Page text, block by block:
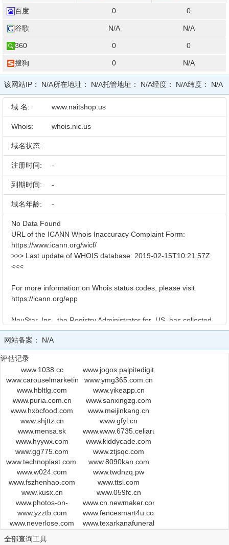
百度 0 0
谷歌 N/A N/A
360 0 0
搜狗 0 N/A
该网站IP： N/A所在地址： N/A托管地址： N/A经度： N/A纬度： N/A
域 名: www.naitshop.us
Whois: whois.nic.us
域名状态:
注册时间: -
到期时间: -
域名年龄: -
No Data Found
URL of the ICANN Whois Inaccuracy Complaint Form:
https://www.icann.org/wicf/
>>> Last update of WHOIS database: 2019-02-15T10:21:57Z
<<<
For more information on Whois status codes, please visit
https://icann.org/epp
NeuStar, Inc., the Registry Administrator for .US, has collected
this information for the WHOIS database through a .US-
Accredited Registrar. This information is provided to you for
informational purposes only and is designed to assist persons
in determining contents of a domain name registration record in
the NeuStar registry database. NeuStar makes this information
available to you "as is" and does not guarantee its accuracy. By
submitting a WHOIS query, you agree that you will use this data
only for lawful purposes and that, under no circumstances will
you use this data: (1) to allow, enable, or otherwise support the
transmission of mass unsolicited, commercial advertising or
solicitations via direct mail, electronic mail, or by telephone; (2)
in contravention of any applicable data and privacy protection
laws; or (3) to enable high volume, automated, electronic
processes that apply to the registry (or its systems).
Compilation, repackaging, dissemination, or other use of the
WHOIS database in its entirety, or of a substantial portion
thereof, is not allowed without NeuStar's prior written
permission. NeuStar reserves the right to modify or change
these conditions at any time without prior or subsequent
notification of any kind. By executing this query, in any manner
网站备案： N/A
评估记录
www.1038.cc
www.jogos.palpitedigital.com
www.carouselmarketing.comwww.ymg365.com.cn
www.hbltlg.com
www.yikeapp.cn
www.puria.com.cn
www.sanxingzg.com
www.hxbcfood.com
www.meijinkang.cn
www.shjttz.cn
www.gfyl.cn
www.mensa.sk
www.www.6735.celiarusso.com
www.hyywx.com
www.kiddycade.com
www.gg775.com
www.ztjsqc.com
www.technoplast.com.ua
www.8090kan.com
www.w024.com
www.twdnzq.pw
www.fszhenhao.com
www.ttsl.com
www.kusx.cn
www.059fc.cn
www.photos-on-
canvas.com
www.cn.newmaker.com
www.yzztb.com
www.fencesmart4u.com
www.neverlose.com
www.texarkanafuneralhome.com
全部查询工具